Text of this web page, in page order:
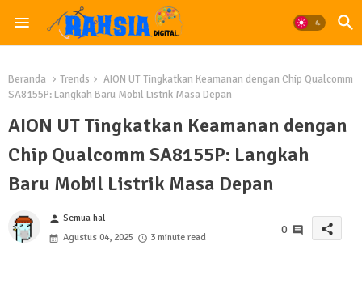
Beranda Trends
AION UT Tingkatkan Keamanan dengan Chip Qualcomm
SA8155P: Langkah Baru Mobil Listrik Masa Depan
AION UT Tingkatkan Keamanan dengan
Chip Qualcomm SA8155P: Langkah
Baru Mobil Listrik Masa Depan
person Semua hal
Agustus 04, 2025
3 minute read
0 share